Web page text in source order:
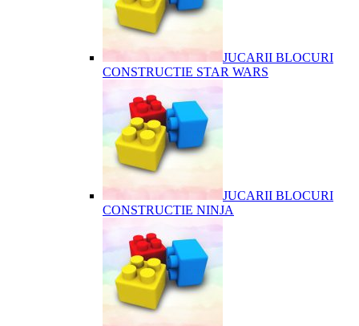
JUCARII BLOCURI
CONSTRUCTIE STAR WARS
JUCARII BLOCURI
CONSTRUCTIE NINJA